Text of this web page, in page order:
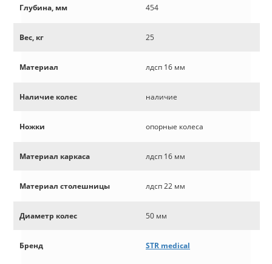
Глубина, мм 454
Вес, кг 25
Материал лдсп 16 мм
Наличие колес наличие
Ножки опорные колеса
Материал каркаса лдсп 16 мм
Материал столешницы лдсп 22 мм
Диаметр колес 50 мм
Бренд STR medical